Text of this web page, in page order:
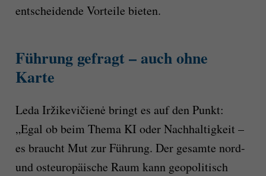
entscheidende Vorteile bieten.
Führung gefragt – auch ohne
Karte
Leda Iržikevičienė bringt es auf den Punkt:
„Egal ob beim Thema KI oder Nachhaltigkeit –
es braucht Mut zur Führung. Der gesamte nord-
und osteuropäische Raum kann geopolitisch